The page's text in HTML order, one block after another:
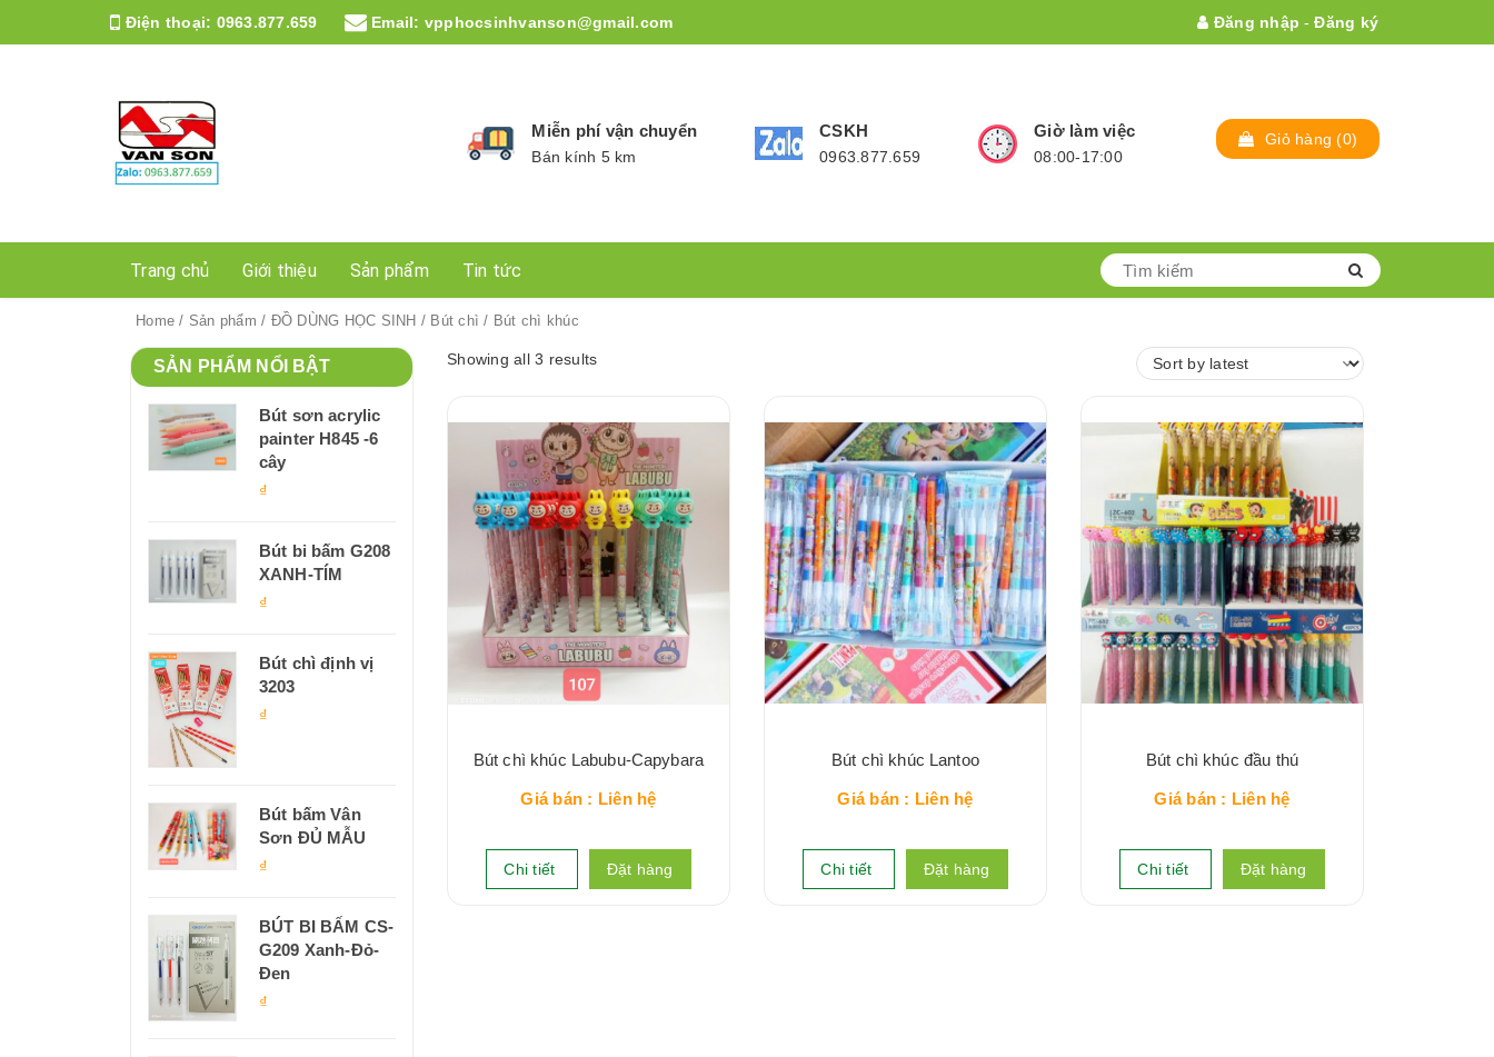
Điện thoại: 0963.877.659 Email: vpphocsinhvanson@gmail.com Đăng nhập - Đăng ký
Miễn phí vận chuyển
Bán kính 5 km
CSKH
0963.877.659
Giờ làm việc
08:00-17:00
Giỏ hàng (0)
Trang chủ Giới thiệu Sản phẩm Tin tức
Home / Sản phẩm / ĐỒ DÙNG HỌC SINH / Bút chì / Bút chì khúc
SẢN PHẨM NỔI BẬT
Bút sơn acrylic
painter H845 -6
cây
₫
Bút bi bấm G208
XANH-TÍM
₫
Bút chì định vị
3203
₫
Bút bấm Vân
Sơn ĐỦ MẪU
₫
BÚT BI BẤM CS-
G209 Xanh-Đỏ-
Đen
₫
Showing all 3 results
Bút chì khúc Labubu-Capybara
Giá bán : Liên hệ
Chi tiết Đặt hàng
Bút chì khúc Lantoo
Giá bán : Liên hệ
Chi tiết Đặt hàng
Bút chì khúc đầu thú
Giá bán : Liên hệ
Chi tiết Đặt hàng